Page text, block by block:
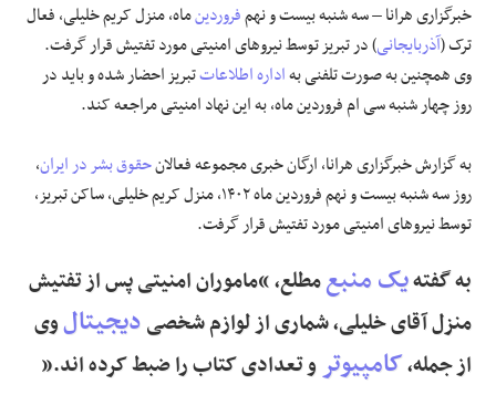
خبرگزاری هرانا – سه شنبه بیست و نهمفروردینماه، منزل کریم خلیلی، فعال
ترک (آذربایجانی) در تبریز توسط نیروهای امنیتی مورد تفتیش قرار گرفت.
وی همچنین به صورت تلفنی بهاداره اطلاعاتتبریز احضار شده و باید در
روز چهار شنبه سی ام فروردین ماه، به این نهاد امنیتی مراجعه کند.
به گزارش خبرگزاری هرانا، ارگان خبری مجموعه فعالانحقوق بشر در ایران،
روز سه شنبه بیست و نهم فروردین ماه ۱۴۰۲، منزل کریم خلیلی، ساکن تبریز،
توسط نیروهای امنیتی مورد تفتیش قرار گرفت.
به گفتهیک منبعمطلع، “ماموران امنیتی پس از تفتیش
منزل آقای خلیلی، شماری از لوازم شخصیدیجیتالوی
از جمله،کامپیوتر و تعدادی کتاب را ضبط کرده اند.”